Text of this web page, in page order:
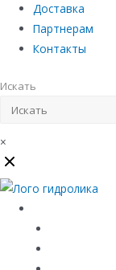
Доставка
Партнерам
Контакты
Искать
×